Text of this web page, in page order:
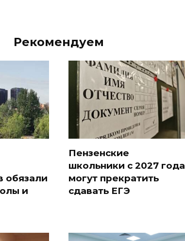
Рекомендуем
обязали
и
Пензенские
школьники с 2027 года
могут прекратить
сдавать ЕГЭ